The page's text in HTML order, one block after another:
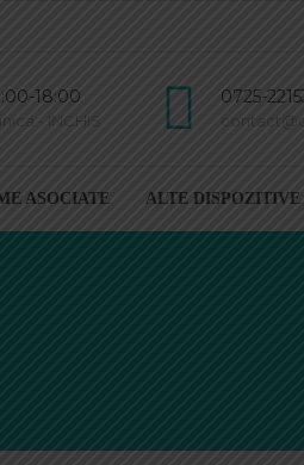
18:00
- INCHIS
0725-
ASOCIATE ALTE DISPOZITIVE